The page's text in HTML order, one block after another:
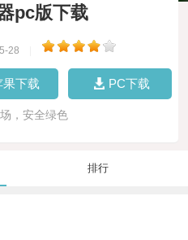
pc版下载
28
果下载 PC下载
，安全绿色
排行